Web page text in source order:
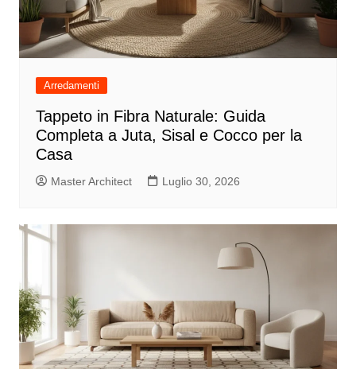
Arredamenti
Tappeto in Fibra Naturale: Guida
Completa a Juta, Sisal e Cocco per la
Casa
Master Architect Luglio 30, 2026